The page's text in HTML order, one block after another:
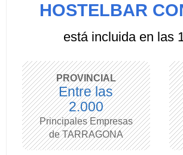
HOSTELBAR
está incluida en las
PROVINCIAL
Entre las
2.000
Principales Empresas
de TARRAGONA